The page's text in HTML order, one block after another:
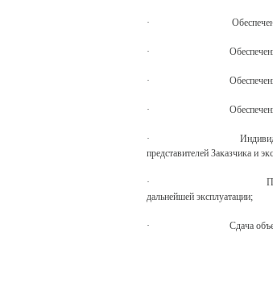
· Обеспечение
· Обеспечение
· Обеспечение
· Обеспечение
· Индивидуальные
представителей Заказчика и
· Передача в
дальнейшей эксплуатации;
· Сдача объекта